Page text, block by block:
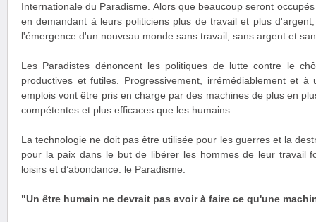
Internationale du Paradisme. Alors que beaucoup seront
en demandant à leurs politiciens plus de travail et plus
l'émergence d'un nouveau monde sans travail, sans argent et
Les Paradistes dénoncent les politiques de lutte contre le
productives et futiles. Progressivement, irrémédiablement et
emplois vont être pris en charge par des machines de plus en
compétentes et plus efficaces que les humains.
La technologie ne doit pas être utilisée pour les guerres et la
pour la paix dans le but de libérer les hommes de leur travail
loisirs et d’abondance: le Paradisme.
"Un être humain ne devrait pas avoir à faire ce qu'une